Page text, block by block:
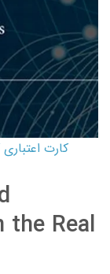
the Real